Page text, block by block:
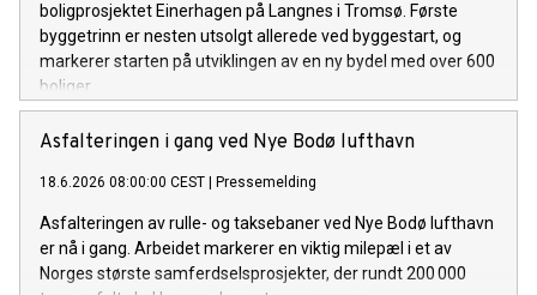
boligprosjektet Einerhagen på Langnes i Tromsø. Første
byggetrinn er nesten utsolgt allerede ved byggestart, og
markerer starten på utviklingen av en ny bydel med over 600
boliger.
Asfalteringen i gang ved Nye Bodø lufthavn
18.6.2026 08:00:00 CEST Pressemelding
Asfalteringen av rulle- og taksebaner ved Nye Bodø lufthavn
er nå i gang. Arbeidet markerer en viktig milepæl i et av
Norges største samferdselsprosjekter, der rundt 200 000